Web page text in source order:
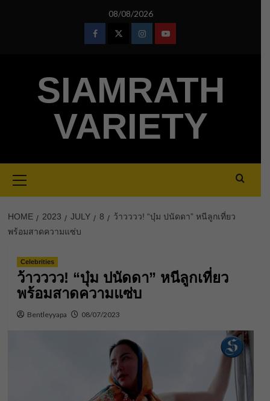
08/08/2026
FacebookTwitterInstagramYoutube
SIAMRATH
VARIETY
Menu
HOME 2023 JULY 8
ว้าวววว! “บุ๋ม ปนัดดา” หนีลูกเที่ยว
พร้อมสาดความแซ่บ
Celebrities
ว้าวววว! “บุ๋ม ปนัดดา” หนีลูกเที่ยว
พร้อมสาดความแซ่บ
Bentleyyapa 08/07/2023